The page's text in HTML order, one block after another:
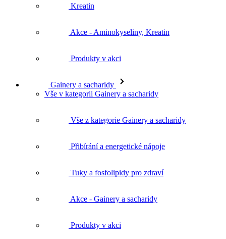
Kreatin
Akce - Aminokyseliny, Kreatin
Produkty v akci
Gainery a sacharidy
Vše v kategorii Gainery a sacharidy
Vše z kategorie Gainery a sacharidy
Přibírání a energetické nápoje
Tuky a fosfolipidy pro zdraví
Akce - Gainery a sacharidy
Produkty v akci